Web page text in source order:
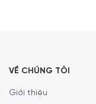
VỀ CHÚNG TÔI
Giới thiệu